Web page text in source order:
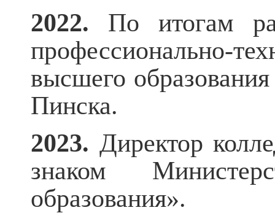
2022. По итогам
профессионально-
высшего
Пинска.
2023. Директор
знаком
образования».